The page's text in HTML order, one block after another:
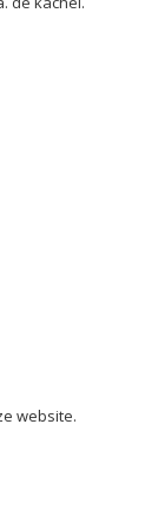
website.